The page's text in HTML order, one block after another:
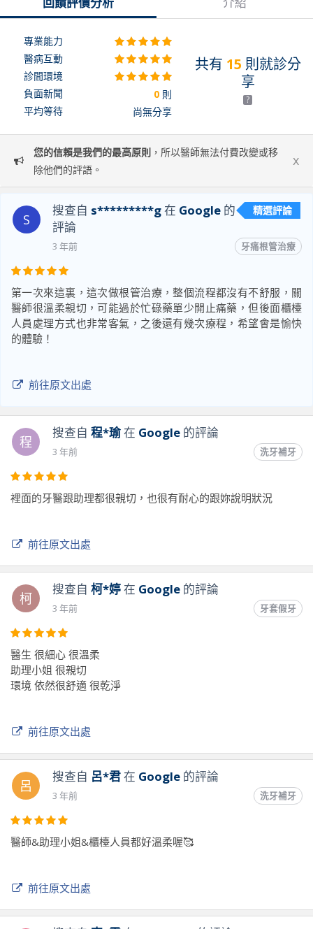
共有 15 則就診分
享
?
專業能力
醫病互動
診間環境
負面新聞
0 則
平均等待
尚無分享
您的信賴是我們的最高原則 ，所以醫師無法付費改變或移
除他們的評語。
x
S
搜查自 s*********g在 Google 的
評論
精選評論
3 年前 牙痛根管治療
第一次來這裏，這次做根管治療，整個流程都沒有不舒服，關
醫師很溫柔親切，可能過於忙碌藥單少開止痛藥，但後面櫃檯
人員處理方式也非常客氣，之後還有幾次療程，希望會是愉快
的體驗！
前往原文出處
程
搜查自 程*瑜在 Google的評論
3 年前 洗牙補牙
裡面的牙醫跟助理都很親切，也很有耐心的跟妳說明狀況
前往原文出處
柯
搜查自 柯*婷在 Google的評論
3 年前 牙套假牙
醫生 很細心 很溫柔
助理小姐 很親切
環境 依然很舒適 很乾淨
前往原文出處
呂
搜查自 呂*君在 Google的評論
3 年前 洗牙補牙
醫師&助理小姐&櫃檯人員都好溫柔喔🥰
前往原文出處